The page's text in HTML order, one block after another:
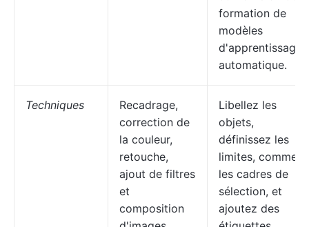
formation de
modèles
d'apprentissage
automatique.
Techniques
Recadrage,
correction de
la couleur,
retouche,
ajout de filtres
et
composition
Libellez les
objets,
définissez les
limites, comme
les cadres de
sélection, et
ajoutez des